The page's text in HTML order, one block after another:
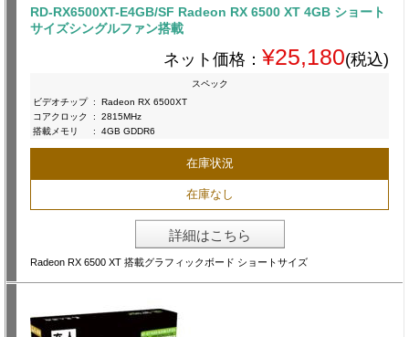
RD-RX6500XT-E4GB/SF Radeon RX 6500 XT 4GB ショート
サイズシングルファン搭載
ネット価格： ¥25,180(税込)
スペック
ビデオチップ :
Radeon RX 6500XT
コアクロック
:
2815MHz
搭載メモリ
: 4GB GDDR6
在庫状況
在庫なし
詳細はこちら
Radeon RX 6500 XT 搭載グラフィックボード ショートサイズ